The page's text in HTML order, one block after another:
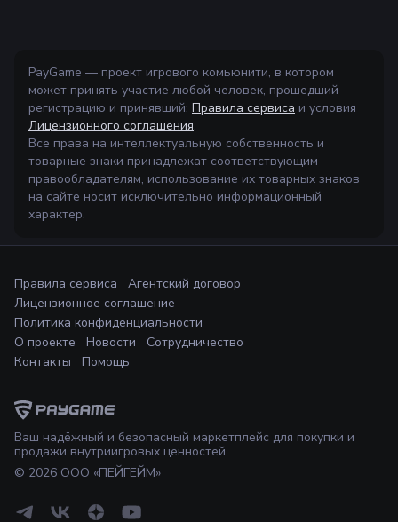
PayGame — проект игрового комьюнити, в котором
может принять участие любой человек, прошедший
регистрацию и принявший: Правила сервиса и условия
Лицензионного соглашения.
Все права на интеллектуальную собственность и
товарные знаки принадлежат соответствующим
правообладателям, использование их товарных знаков
на сайте носит исключительно информационный
характер.
Ваш надёжный и безопасный маркетплейс для покупки и
продажи внутриигровых ценностей
© 2026 ООО «ПЕЙГЕЙМ»
Правила сервиса
Агентский договор
Лицензионное соглашение
Политика конфиденциальности
О проекте
Новости
Сотрудничество
Контакты
Помощь